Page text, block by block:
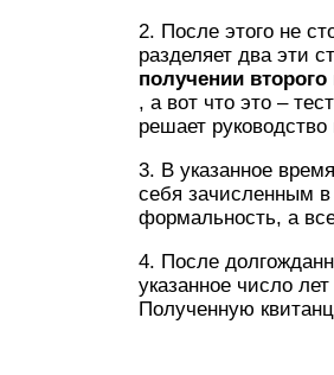
2. После этого не
разделяет два эти
получении
, а вот что это –
решает
3. В указанное
себя зачисленным
формальность, а
4. После
указанное число
Полученную